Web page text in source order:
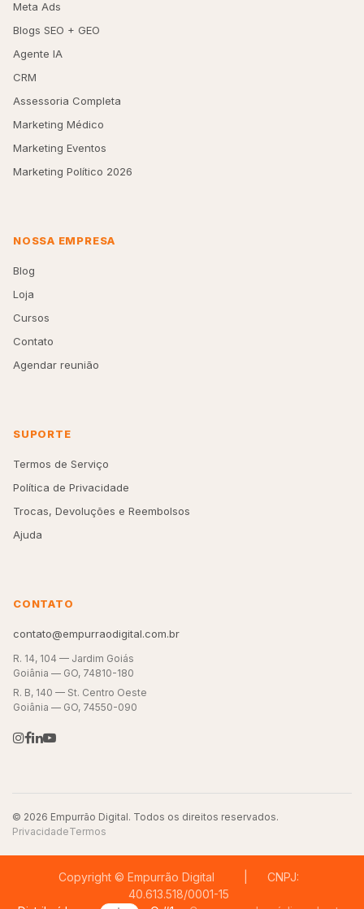
Meta Ads
Blogs SEO + GEO
Agente IA
CRM
Assessoria Completa
Marketing Médico
Marketing Eventos
Marketing Político 2026
NOSSA EMPRESA
Blog
Loja
Cursos
Contato
Agendar reunião
SUPORTE
Termos de Serviço
Política de Privacidade
Trocas, Devoluções e Reembolsos
Ajuda
CONTATO
contato@empurraodigital.com.br
R. 14, 104 — Jardim Goiás
Goiânia — GO, 74810-180
R. B, 140 — St. Centro Oeste
Goiânia — GO, 74550-090
© 2026 Empurrão Digital. Todos os direitos reservados.
PrivacidadeTermos
Copyright © Empurrão Digital | CNPJ:
40.613.518/0001-15